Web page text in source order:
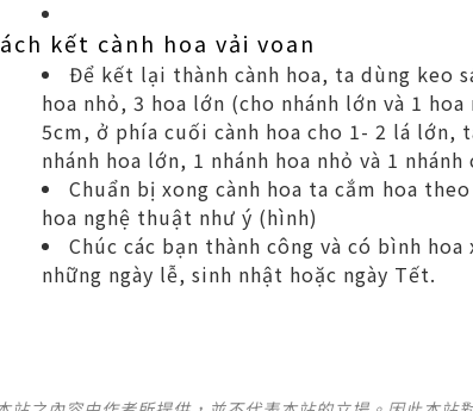
kết cành hoa vải voan
Để kết lại thành cành hoa, ta dùng keo
hoa nhỏ, 3 hoa lớn (cho nhánh lớn và 1
5cm, ở phía cuối cành hoa cho 1- 2 lá lớn,
nhánh hoa lớn, 1 nhánh hoa nhỏ và 1
Chuẩn bị xong cành hoa ta cắm hoa
hoa nghệ thuật như ý (hình)
Chúc các bạn thành công và có bình
những ngày lễ, sinh nhật hoặc ngày Tết.